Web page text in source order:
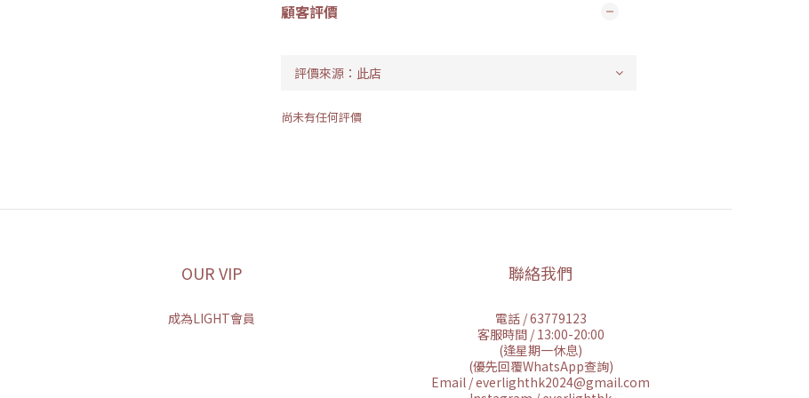
顧客評價
尚未有任何評價
OUR VIP
成為LIGHT會員
聯絡我們
電話 / 63779123
客服時間 / 13:00-20:00
(逢星期一休息)
(優先回覆WhatsApp查詢)
Email / everlighthk2024@gmail.com